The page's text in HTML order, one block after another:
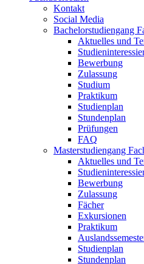
Kontakt
Social Media
Bachelorstudiengang
Aktuelles und
Bewerbung
Zulassung
Studium
Praktikum
Studienplan
Stundenplan
Prüfungen
FAQ
Masterstudiengang
Aktuelles und
Bewerbung
Zulassung
Fächer
Exkursionen
Praktikum
Studienplan
Stundenplan